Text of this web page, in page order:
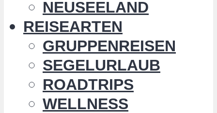
NEUSEELAND
REISEARTEN
GRUPPENREISEN
SEGELURLAUB
ROADTRIPS
WELLNESS